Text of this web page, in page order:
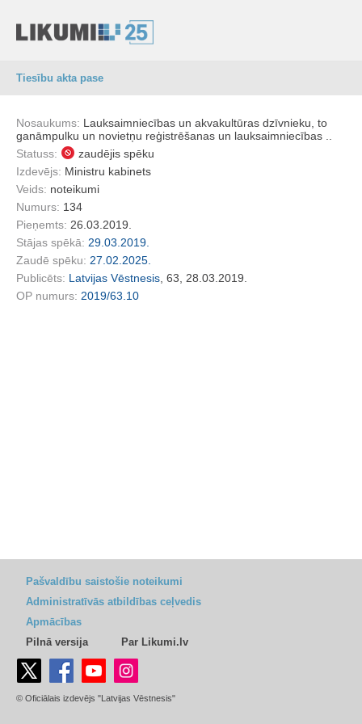
Tiesību akta pase
Nosaukums: Lauksaimniecības un akvakultūras dzīvnieku, to
ganāmpulku un novietņu reģistrēšanas un lauksaimniecības ..
Statuss:
zaudējis spēku
Izdevējs: Ministru kabinets
Veids: noteikumi
Numurs: 134
Pieņemts: 26.03.2019.
Stājas spēkā: 29.03.2019.
Zaudē spēku: 27.02.2025.
Publicēts: Latvijas Vēstnesis , 63, 28.03.2019.
OP numurs: 2019/63.10
Pašvaldību saistošie noteikumi
Administratīvās atbildības ceļvedis
Apmācības
Pilnā versija
Par Likumi.lv
© Oficiālais izdevējs "Latvijas Vēstnesis"